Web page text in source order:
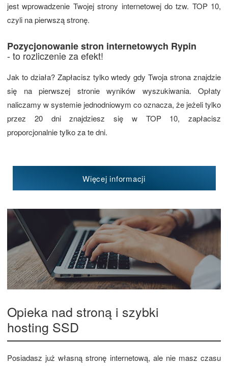
jest wprowadzenie Twojej strony internetowej do tzw. TOP 10,
czyli na pierwszą stronę.
Pozycjonowanie stron internetowych Rypin
- to rozliczenie za efekt!
Jak to działa? Zapłacisz tylko wtedy gdy Twoja strona znajdzie
się na pierwszej stronie wyników wyszukiwania. Opłaty
naliczamy w systemie jednodniowym co oznacza, że jeżeli tylko
przez 20 dni znajdziesz się w TOP 10, zapłacisz
proporcjonalnie tylko za te dni.
Więcej informacji
Opieka nad stroną i szybki
hosting SSD
Posiadasz już własną stronę internetową, ale nie masz czasu